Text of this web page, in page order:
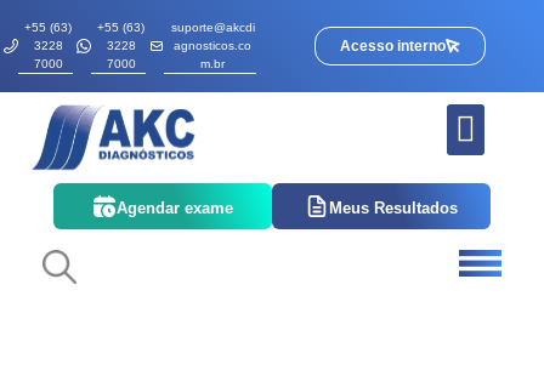
+55 (63)
3228
7000
+55 (63)
3228
7000
suporte@akcdi
agnosticos.co
m.br
Acesso interno
Agendar exame Meus Resultados